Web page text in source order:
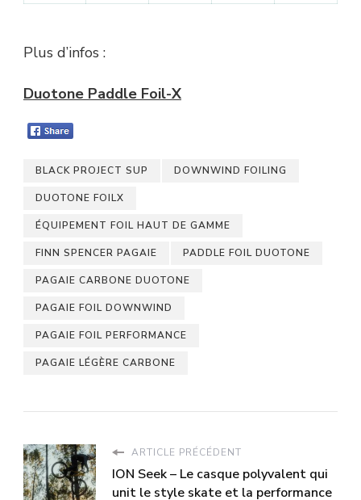
Plus d’infos :
Duotone Paddle Foil-X
BLACK PROJECT SUP DOWNWIND FOILING
DUOTONE FOILX
ÉQUIPEMENT FOIL HAUT DE GAMME
FINN SPENCER PAGAIE PADDLE FOIL DUOTONE
PAGAIE CARBONE DUOTONE
PAGAIE FOIL DOWNWIND
PAGAIE FOIL PERFORMANCE
PAGAIE LÉGÈRE CARBONE
ARTICLE PRÉCÉDENT
ION Seek – Le casque polyvalent qui
unit le style skate et la performance